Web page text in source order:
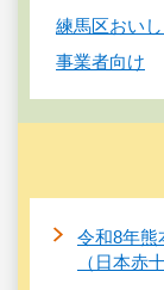
練馬区おい
事業者向け
令和8年熊
（日本赤